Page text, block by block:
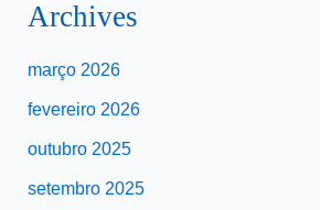
Archives
março 2026
fevereiro 2026
outubro 2025
setembro 2025